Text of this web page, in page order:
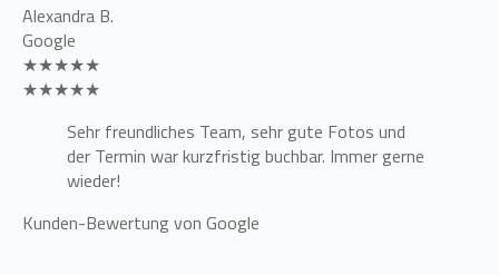
Alexandra B.
Google
★★★★★
★★★★★
Sehr freundliches Team, sehr gute Fotos und
der Termin war kurzfristig buchbar. Immer gerne
wieder!
Kunden-Bewertung von Google